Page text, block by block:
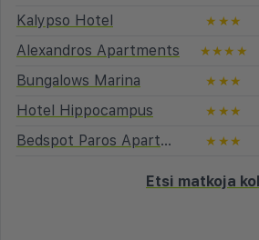
Kalypso Hotel
★★★
Alexandros Apartments
★★★★
Bungalows Marina
★★★
Hotel Hippocampus
★★★
Bedspot Paros Apartments
★★★
Etsi matkoja